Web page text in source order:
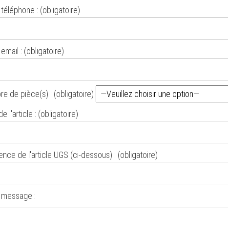
: (obligatoire)
: (obligatoire)
de pièce(s) : (obligatoire)
l'article : (obligatoire)
de l'article UGS (ci-dessous) : (obligatoire)
: